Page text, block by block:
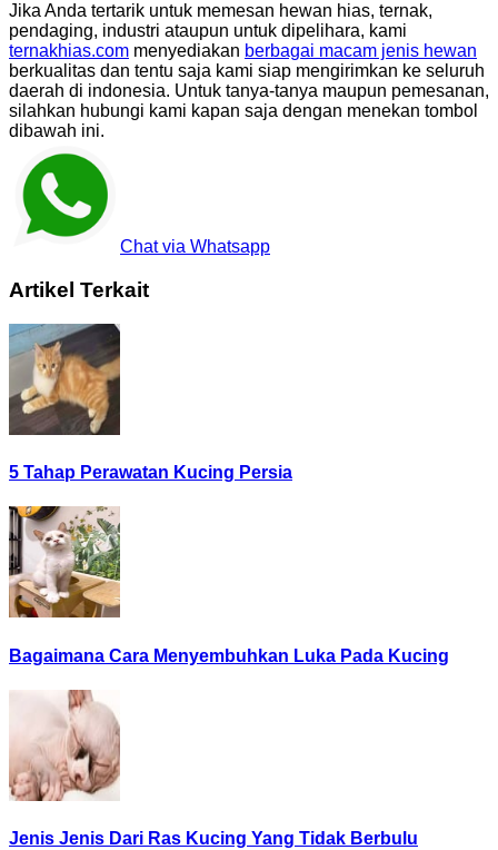
Jika Anda tertarik untuk memesan hewan hias, ternak,
pendaging, industri ataupun untuk dipelihara, kami
ternakhias.com menyediakan berbagai macam jenis hewan
berkualitas dan tentu saja kami siap mengirimkan ke seluruh
daerah di indonesia. Untuk tanya-tanya maupun pemesanan,
silahkan hubungi kami kapan saja dengan menekan tombol
dibawah ini.
Chat via Whatsapp
Artikel Terkait
5 Tahap Perawatan Kucing Persia
Bagaimana Cara Menyembuhkan Luka Pada Kucing
Jenis Jenis Dari Ras Kucing Yang Tidak Berbulu